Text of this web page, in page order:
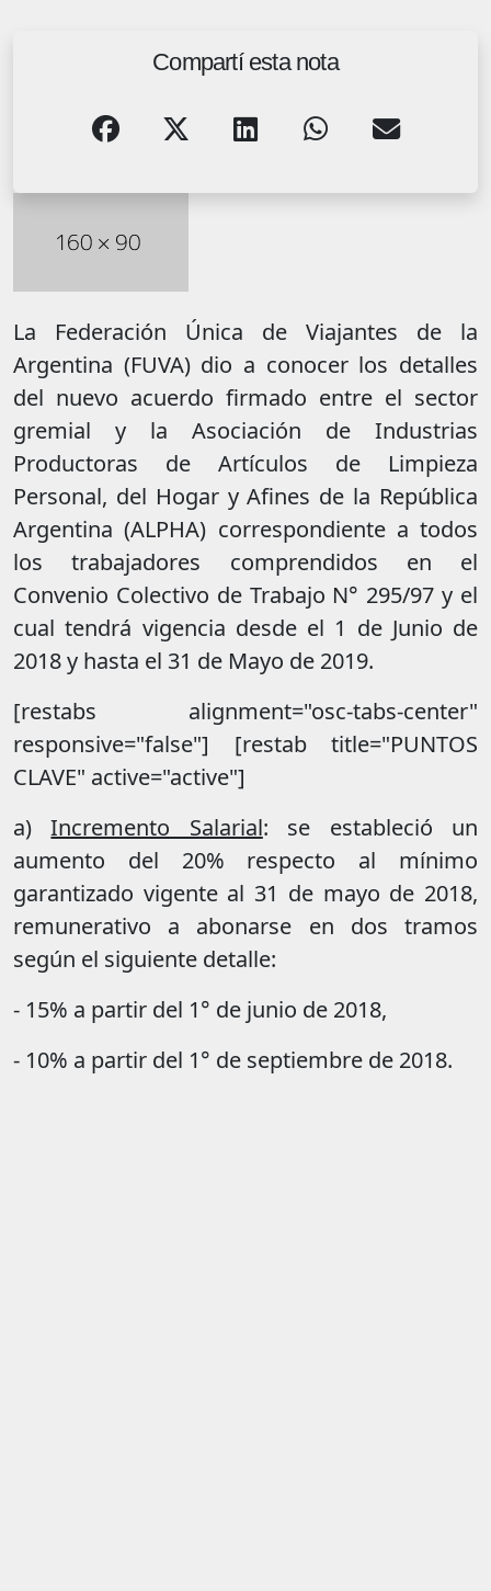
Compartí esta nota
La Federación Única de Viajantes de la
Argentina (FUVA) dio a conocer los detalles
del nuevo acuerdo firmado entre el sector
gremial y la Asociación de Industrias
Productoras de Artículos de Limpieza
Personal, del Hogar y Afines de la República
Argentina (ALPHA) correspondiente a todos
los trabajadores comprendidos en el
Convenio Colectivo de Trabajo N° 295/97 y el
cual tendrá vigencia desde el 1 de Junio de
2018 y hasta el 31 de Mayo de 2019.
[restabs alignment="osc-tabs-center"
responsive="false"] [restab title="PUNTOS
CLAVE" active="active"]
a)Incremento Salarial: se estableció un
aumento del 20% respecto al mínimo
garantizado vigente al 31 de mayo de 2018,
remunerativo a abonarse en dos tramos
según el siguiente detalle:
- 15% a partir del 1° de junio de 2018,
- 10% a partir del 1° de septiembre de 2018.